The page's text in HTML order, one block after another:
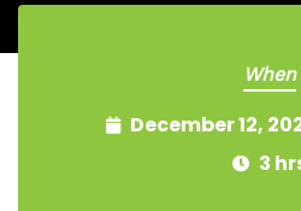
When
December 12,
3